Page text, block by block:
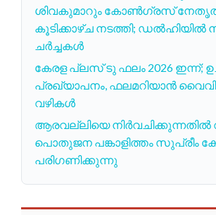
ശിവകുമാറും കോൺഗ്രസ്
കൂടിക്കാഴ്ച നടത്തി; ഡൽഹിയിൽ
ചർച്ചകൾ
കേരള പ്ലസ് ടു ഫലം 2026 ഇന്ന്;
പ്രഖ്യാപനം, ഫലമറിയാൻ
വഴികൾ
ആരവല്ലിയെ നിർവചിക്കുന്നതിൽ
പൊതുജന പങ്കാളിത്തം സുപ്രീം
പരിഗണിക്കുന്നു